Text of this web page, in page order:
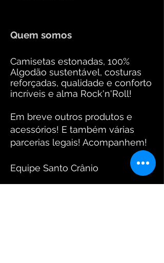
Quem somos
Camisetas estonadas, 100%
Algodão sustentável, costuras
reforçadas, qualidade e conforto
incríveis e alma Rock'n'Roll!
Em breve outros produtos e
acessórios! E também várias
parcerias legais! Acompanhem!
Equipe Santo Crânio